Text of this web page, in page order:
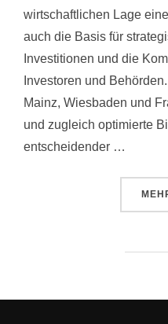
wirtschaftlichen Lage
auch die Basis für
Investitionen und die
Investoren und
Mainz, Wiesbaden und
und zugleich optimierte
entscheidender …